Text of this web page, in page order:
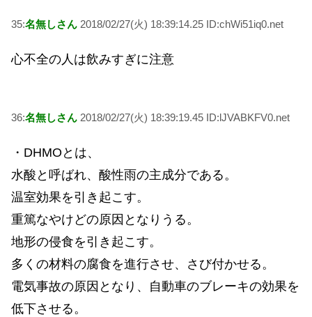
35:名無しさん 2018/02/27(火) 18:39:14.25 ID:chWi51iq0.net
心不全の人は飲みすぎに注意
36:名無しさん 2018/02/27(火) 18:39:19.45 ID:lJVABKFV0.net
・DHMOとは、
水酸と呼ばれ、酸性雨の主成分である。
温室効果を引き起こす。
重篤なやけどの原因となりうる。
地形の侵食を引き起こす。
多くの材料の腐食を進行させ、さび付かせる。
電気事故の原因となり、自動車のブレーキの効果を
低下させる。